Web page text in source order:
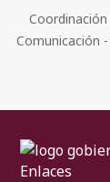
Comunicación -
Enlaces